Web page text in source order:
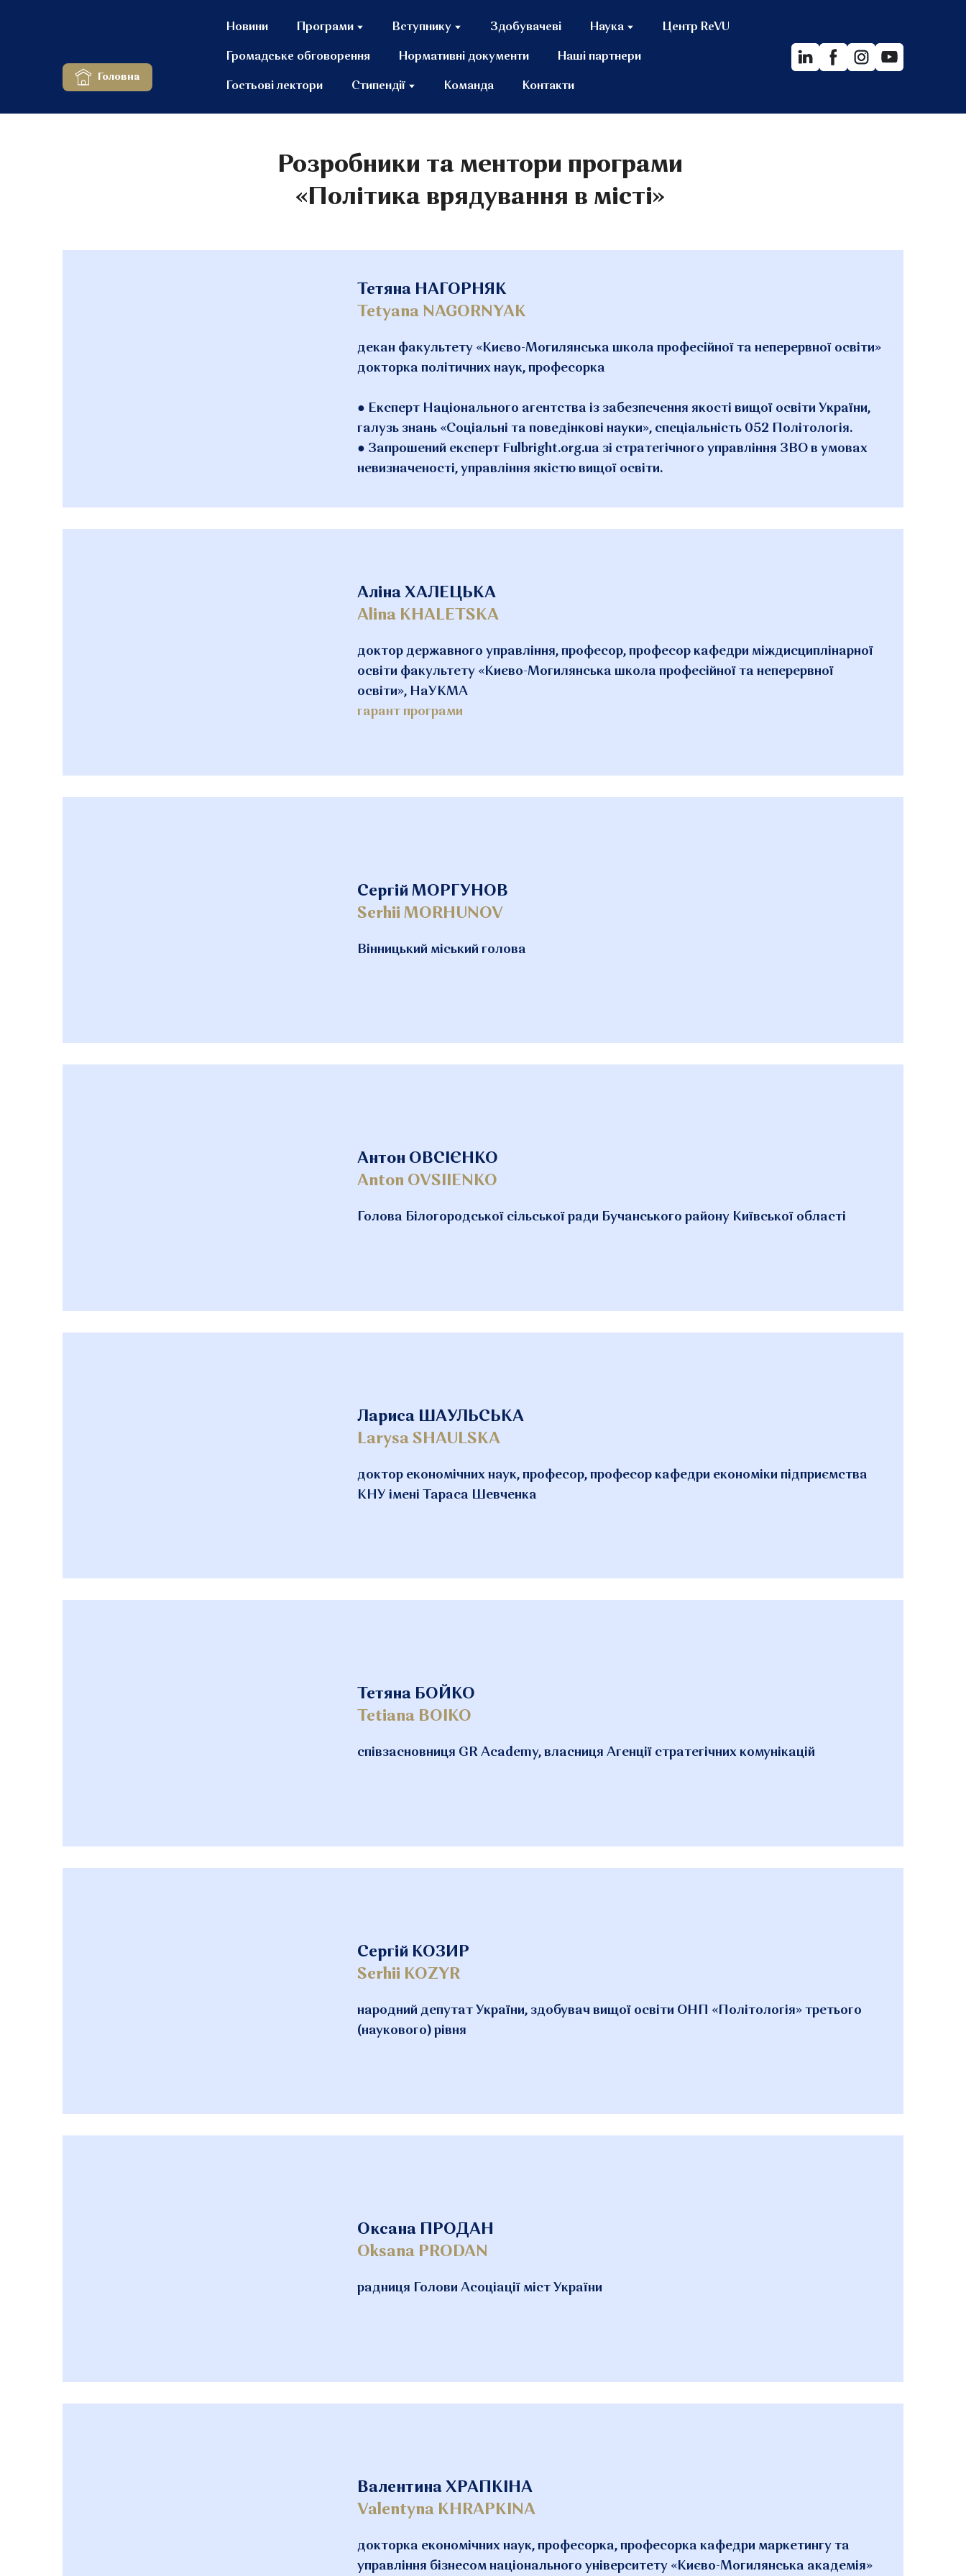
Головна
Новини Програми Вступнику Здобувачеві Наука Центр ReVU
Громадське обговорення Нормативні документи Наші партнери
Гостьові лектори Стипендії Команда Контакти
Розробники та ментори програми
«Політика врядування в місті»
Тетяна НАГОРНЯК
Tetyana NAGORNYAK
декан факультету «Києво-Могилянська школа професійної та неперервної освіти»
докторка політичних наук, професорка
● Експерт Національного агентства із забезпечення якості вищої освіти України,
галузь знань «Соціальні та поведінкові науки», спеціальність 052 Політологія.
● Запрошений експерт Fulbright.org.ua зі стратегічного управління ЗВО в умовах
невизначеності, управління якістю вищої освіти.
Аліна ХАЛЕЦЬКА
Alina KHALETSKA
доктор державного управління, професор, професор кафедри міждисциплінарної
освіти факультету «Києво-Могилянська школа професійної та неперервної
освіти», НаУКМА
гарант програми
Сергій МОРГУНОВ
Serhii MORHUNOV
Вінницький міський голова
Антон ОВСІЄНКО
Anton OVSIIENKO
Голова Білогородської сільської ради Бучанського району Київської області
Лариса ШАУЛЬСЬКА
Larysa SHAULSKA
доктор економічних наук, професор, професор кафедри економіки підприємства
КНУ імені Тараса Шевченка
Тетяна БОЙКО
Tetiana BOIKO
співзасновниця GR Academy, власниця Агенції стратегічних комунікацій
Сергій КОЗИР
Serhii KOZYR
народний депутат України, здобувач вищої освіти ОНП «Політологія» третього
(наукового) рівня
Оксана ПРОДАН
Oksana PRODAN
радниця Голови Асоціації міст України
Валентина ХРАПКІНА
Valentyna KHRAPKINA
докторка економічних наук, професорка, професорка кафедри маркетингу та
управління бізнесом національного університету «Києво-Могилянська академія»